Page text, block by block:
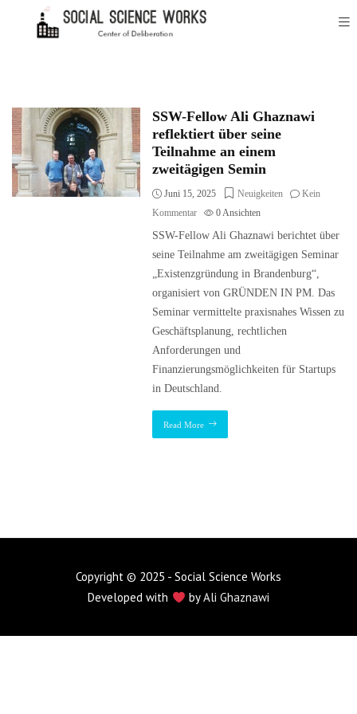
SSW-Fellow Ali Ghaznawi
reflektiert über seine
Teilnahme an einem
zweitägigen Semin
Juni 15, 2025 Neuigkeiten
Kein
Kommentar
0Ansichten
SSW-Fellow Ali Ghaznawi berichtet über
seine Teilnahme am zweitägigen Seminar
„Existenzgründung in Brandenburg“,
organisiert von GRÜNDEN IN PM. Das
Seminar vermittelte praxisnahes Wissen zu
Geschäftsplanung, rechtlichen
Anforderungen und
Finanzierungsmöglichkeiten für Startups
in Deutschland.
Read More
Copyright © 2025 - Social Science Works
Developed with
byAli Ghaznawi